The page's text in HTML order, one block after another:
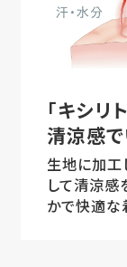
「キシリ
清涼感
生地に加工
して清涼感
かで快適な